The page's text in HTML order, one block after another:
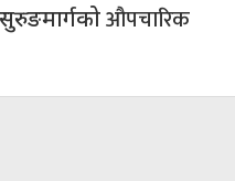
औपचारिक